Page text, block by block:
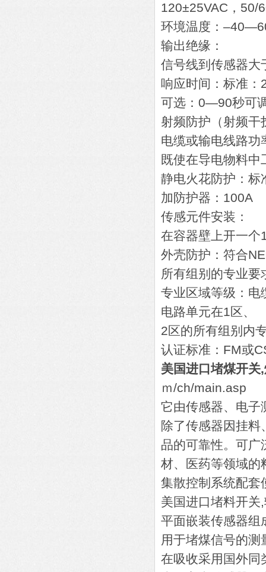
120±25VAC，50/
环境温度：
输出绝缘：
信号线到传感器大
响应时间：标准：
可选：0—90秒可
射频防护（射频干
电缆或输电线路功
既使在导电物料
静电火花防护：标
加防护器：100A
传感元件安装：
在容器壁上开一个
外壳防护：符合
所有组别的专业要
专业区域等级：电
电路单元在1区、
2区的所有组别内
认证标准：FM或
美国进口堵煤开关
ｍ/ch/main.asp
它由传感器、电子
除了传感器因挂
品的可靠性。可广
材、医药等领域的
集散控制系统配套
美国进口堵料开关
平面嵌装传感器组
用于堵煤信号的
在吸收采用国外同